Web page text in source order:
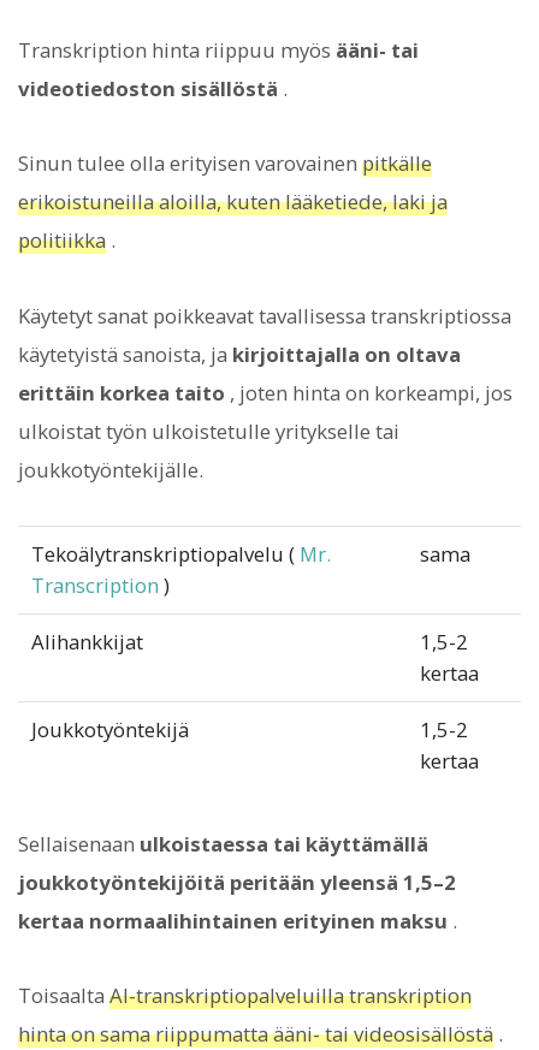
Transkription hinta riippuu myös ääni- tai
videotiedoston sisällöstä .
Sinun tulee olla erityisen varovainen pitkälle
erikoistuneilla aloilla, kuten lääketiede, laki ja
politiikka .
Käytetyt sanat poikkeavat tavallisessa transkriptiossa
käytetyistä sanoista, ja kirjoittajalla on oltava
erittäin korkea taito , joten hinta on korkeampi, jos
ulkoistat työn ulkoistetulle yritykselle tai
joukkotyöntekijälle.
Tekoälytranskriptiopalvelu ( Mr.
Transcription )
sama
Alihankkijat
1,5-2
kertaa
Joukkotyöntekijä
1,5-2
kertaa
Sellaisenaan ulkoistaessa tai käyttämällä
joukkotyöntekijöitä peritään yleensä 1,5–2
kertaa normaalihintainen erityinen maksu .
Toisaalta AI-transkriptiopalveluilla transkription
hinta on sama riippumatta ääni- tai videosisällöstä .